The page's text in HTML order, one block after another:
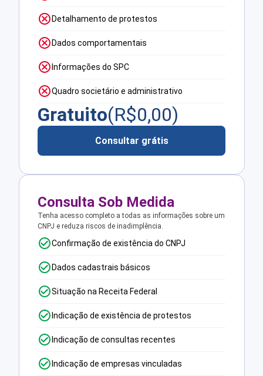
Detalhamento de protestos
Dados comportamentais
Informações do SPC
Quadro societário e administrativo
Gratuito(R$0,00)
Consultar grátis
Consulta Sob Medida
Tenha acesso completo a todas as informações sobre um
CNPJ e reduza riscos de inadimplência.
Confirmação de existência do CNPJ
Dados cadastrais básicos
Situação na Receita Federal
Indicação de existência de protestos
Indicação de consultas recentes
Indicação de empresas vinculadas